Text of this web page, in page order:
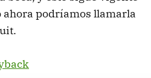
podríamos llamarla